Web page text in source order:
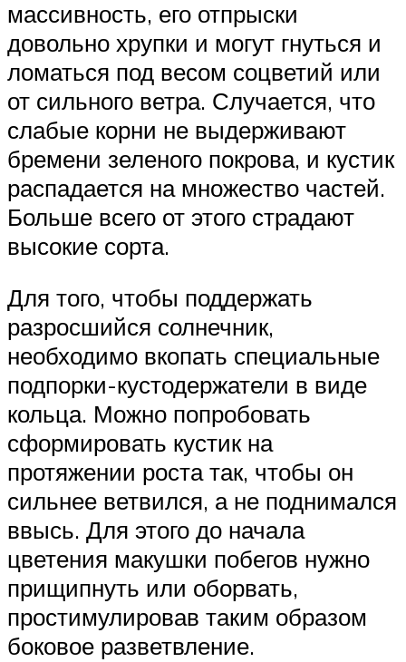
массивность, его отпрыски
довольно хрупки и могут гнуться и
ломаться под весом соцветий или
от сильного ветра. Случается, что
слабые корни не выдерживают
бремени зеленого покрова, и кустик
распадается на множество частей.
Больше всего от этого страдают
высокие сорта.
Для того, чтобы поддержать
разросшийся солнечник,
необходимо вкопать специальные
подпорки-кустодержатели в виде
кольца. Можно попробовать
сформировать кустик на
протяжении роста так, чтобы он
сильнее ветвился, а не поднимался
ввысь. Для этого до начала
цветения макушки побегов нужно
прищипнуть или оборвать,
простимулировав таким образом
боковое разветвление.